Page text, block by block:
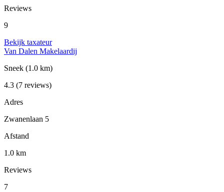
Reviews
9
Bekijk taxateur
Van Dalen Makelaardij
Sneek (1.0 km)
4.3 (7 reviews)
Adres
Zwanenlaan 5
Afstand
1.0 km
Reviews
7